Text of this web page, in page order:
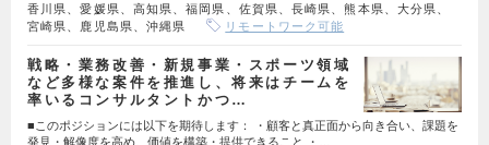
香川県、愛媛県、高知県、福岡県、佐賀県、長崎県、熊本県、大分県、
宮崎県、鹿児島県、沖縄県
リモートワーク可能
戦略・業務改善・新規事業・スポーツ領域
など多様な案件を推進し、将来はチームを
率いるコンサルタントかつ…
■このポジションには以下を期待します： ・顧客と真正面から向き合い、課題を
発見・解像度を高め、価値を構築・提供できること ・…